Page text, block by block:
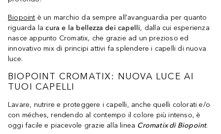
Biopoint è un marchio da sempre all'avanguardia per quanto
riguarda lacura e la bellezza dei capelli, dalla cui esperienza
nasce appunto Cromatix, che grazie ad un prezioso ed
innovativo mix di principi attivi fa splendere i capelli di nuova
luce.
BIOPOINT CROMATIX: NUOVA LUCE AI
TUOI CAPELLI
Lavare, nutrire e proteggere i capelli, anche quelli colorati e/o
con méches, rendendo al contempo il colore più intenso, è
oggi facile e piacevole grazie alla linea Cromatix di Biopoint.